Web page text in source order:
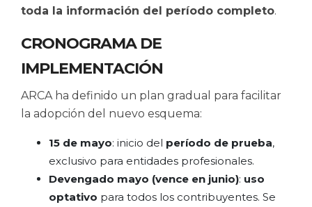
toda la información del período completo.
CRONOGRAMA DE
IMPLEMENTACIÓN
ARCA ha definido un plan gradual para facilitar
la adopción del nuevo esquema:
15 de mayo: inicio del período de prueba,
exclusivo para entidades profesionales.
Devengado mayo (vence en junio): uso
optativo para todos los contribuyentes. Se